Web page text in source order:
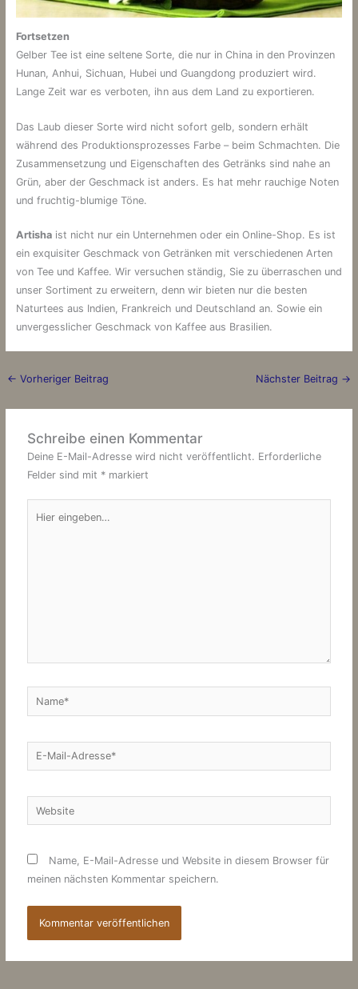
Fortsetzen
Gelber Tee ist eine seltene Sorte, die nur in China in den Provinzen
Hunan, Anhui, Sichuan, Hubei und Guangdong produziert wird.
Lange Zeit war es verboten, ihn aus dem Land zu exportieren.
Das Laub dieser Sorte wird nicht sofort gelb, sondern erhält
während des Produktionsprozesses Farbe – beim Schmachten. Die
Zusammensetzung und Eigenschaften des Getränks sind nahe an
Grün, aber der Geschmack ist anders. Es hat mehr rauchige Noten
und fruchtig-blumige Töne.
Artishaist nicht nur ein Unternehmen oder ein Online-Shop. Es ist
ein exquisiter Geschmack von Getränken mit verschiedenen Arten
von Tee und Kaffee. Wir versuchen ständig, Sie zu überraschen und
unser Sortiment zu erweitern, denn wir bieten nur die besten
Naturtees aus Indien, Frankreich und Deutschland an. Sowie ein
unvergesslicher Geschmack von Kaffee aus Brasilien.
← Vorheriger Beitrag Nächster Beitrag →
Schreibe einen Kommentar
Deine E-Mail-Adresse wird nicht veröffentlicht. Erforderliche
Felder sind mit * markiert
eingeben…
Name*
E-
Mail-
Website
Name, E-Mail-Adresse und Website in diesem Browser für
meinen nächsten Kommentar speichern.